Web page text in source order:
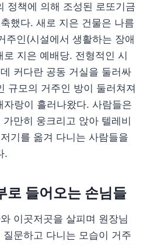
정책에 의해 조성된 로또기금
했다. 새로 지은 건물은 나름
주인(시설에서 생활하는 장애
지은 예배당. 전형적인 시
커다란 공동 거실을 둘러싸
규모의 거주인 방이 둘러쳐져
랑이 흘러나왔다. 사람들은
만히 웅크리고 앉아 텔레비
기를 옮겨 다니는 사람들을
.
로 들어오는 손님들
이곳저곳을 살피며 원장님
문하고 다니는 모습이 거주